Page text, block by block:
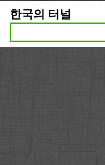
한국의 터널